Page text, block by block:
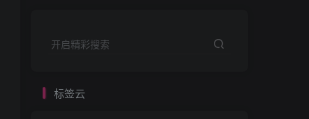
开启精彩搜索
标签云